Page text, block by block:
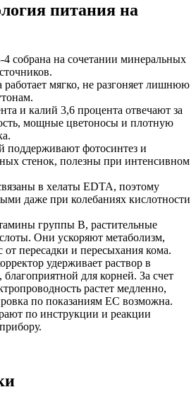
питания на
собрана на сочетании минеральных
работает мягко, не разгоняет лишнюю
и калий 3,6 процента отвечают за
мощные цветоносы и плотную
поддерживают фотосинтез и
стенок, полезны при интенсивном
в хелаты EDTA, поэтому
даже при колебаниях кислотности
группы B, растительные
Они ускоряют метаболизм,
от пересадки и пересыхания кома.
удерживает раствор в
благоприятной для корней. За счет
растет медленно,
по показаниям EC возможна.
по инструкции и реакции